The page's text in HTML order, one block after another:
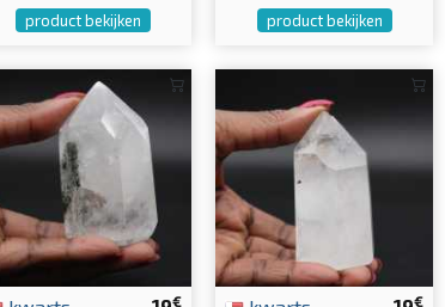
product bekijken product bekijken
€ €